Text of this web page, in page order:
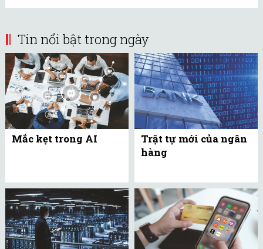
Tin nổi bật trong ngày
Mắc kẹt trong AI
Trật tự mới của ngân
hàng